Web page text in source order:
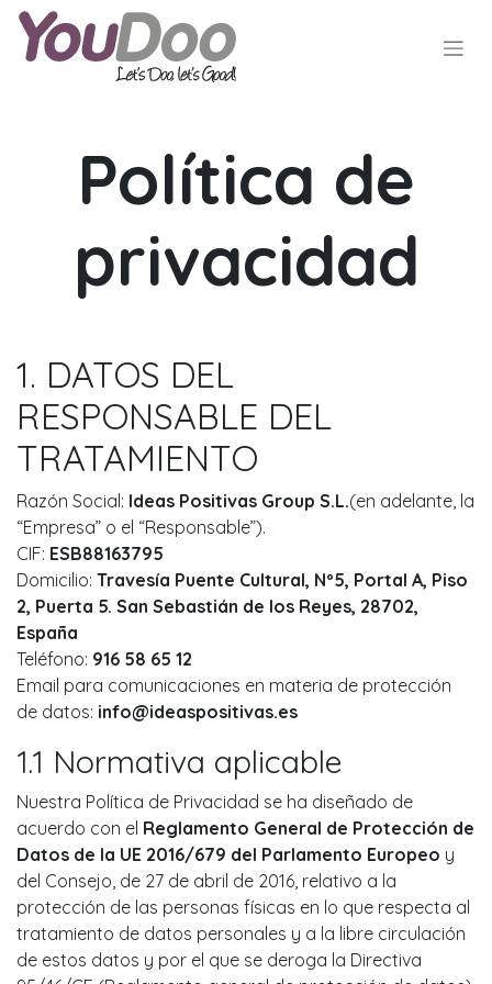
Política de
privacidad
1. DATOS DEL
RESPONSABLE DEL
TRATAMIENTO
Razón Social: Ideas Positivas Group S.L.(en adelante, la
“Empresa” o el “Responsable”).
CIF: ESB88163795
Domicilio: Travesía Puente Cultural, Nº5, Portal A, Piso
2, Puerta 5. San Sebastián de los Reyes, 28702,
España
Teléfono: 916 58 65 12
Email para comunicaciones en materia de protección
de datos: info@ideaspositivas.es
1.1 Normativa aplicable
Nuestra Política de Privacidad se ha diseñado de
acuerdo con el Reglamento General de Protección de
Datos de la UE 2016/679 del Parlamento Europeo y
del Consejo, de 27 de abril de 2016, relativo a la
protección de las personas físicas en lo que respecta al
tratamiento de datos personales y a la libre circulación
de estos datos y por el que se deroga la Directiva